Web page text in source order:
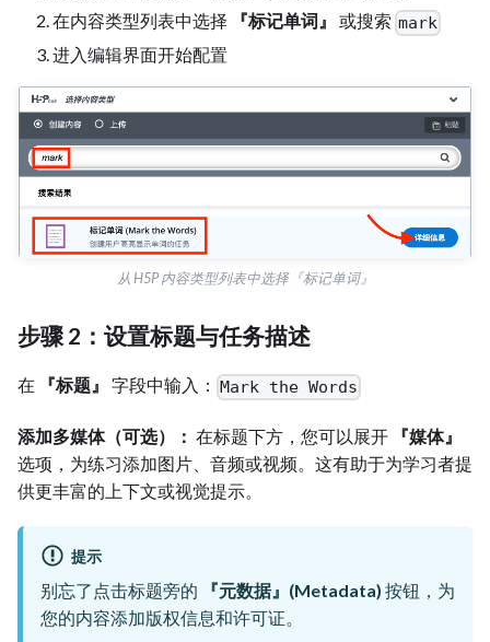
在内容类型列表中选择
『标记单词』 或搜索 mark
进入编辑界面开始配置
从 H5P 内容类型列表中选择『标记单词』
步骤 2：设置标题与任务描述
在 『标题』 字段中输入： Mark the Words
添加多媒体（可选）： 在标题下方，您可以展开
『媒体』
选项，为练习添加图片、音频或视频。这有助于为学习者提
供更丰富的上下文或视觉提示。
提示
别忘了点击标题旁的
『元数据』(Metadata) 按钮，为
您的内容添加版权信息和许可证。